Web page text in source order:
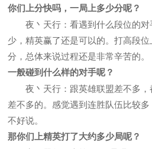
你们上分快吗，一局上多少分呢？
夜丶天行：看遇到什么段位的对
少，精英赢了还是可以的。打高段
分，总体来说过程还是非常辛苦的。
一般碰到什么样的对手呢？
夜丶天行：跟英雄联盟差不多，
差不多的。感觉遇到连胜队伍比较
不好说。
那你们上精英打了大约多少局呢？